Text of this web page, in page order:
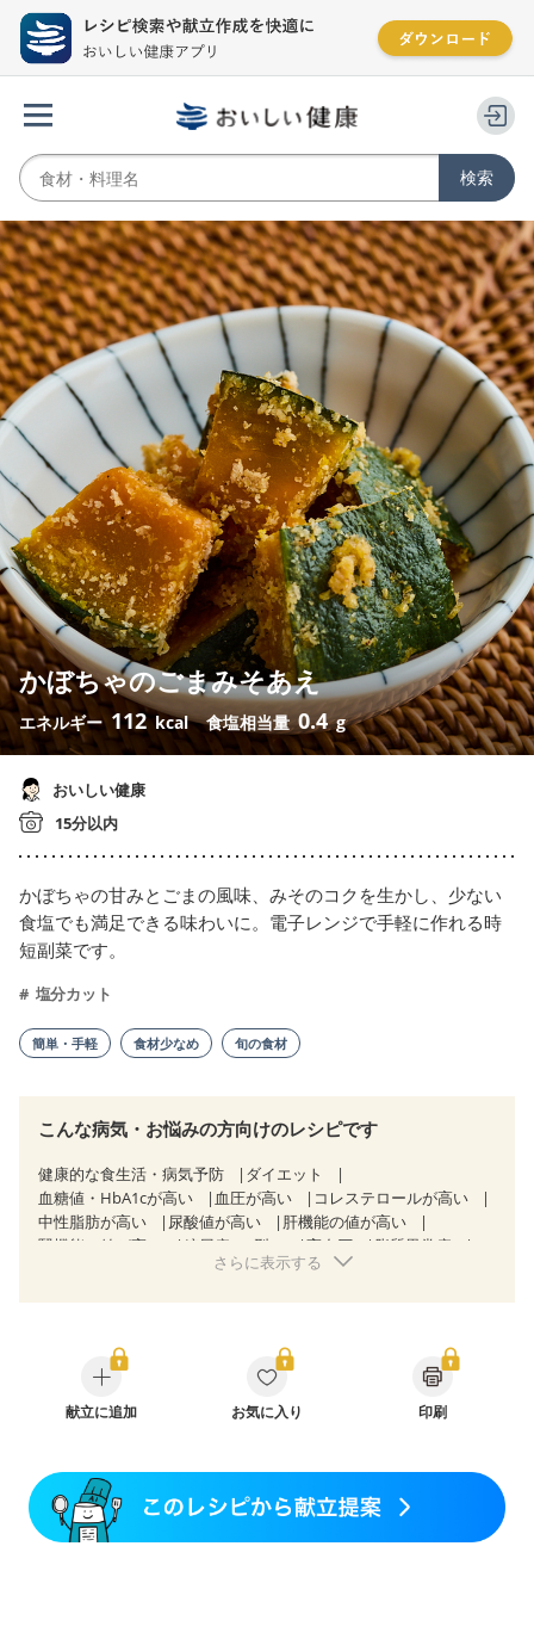
かぼちゃのごまみそあえ
エネルギー 112 kcal 食塩相当量 0.4 g
おいしい健康
15分以内
かぼちゃの甘みとごまの風味、みそのコクを生かし、少ない
食塩でも満足できる味わいに。電子レンジで手軽に作れる時
短副菜です。
塩分カット
簡単・手軽 食材少なめ 旬の食材
こんな病気・お悩みの方向けのレシピです
健康的な食生活・病気予防
ダイエット
血糖値・HbA1cが高い
血圧が高い
コレステロールが高い
中性脂肪が高い
尿酸値が高い
肝機能の値が高い
腎機能の値が高い
糖尿病（2型） 高血圧
脂質異常症
狭心症 心筋梗塞
糖尿病性腎症（第１期）
糖尿病性腎症（第２期）
糖尿病性腎症（第３期）
CKD（ステージ１）
CKD（ステージ２）
CKD（ステージ３a）
乳がん治療を終えた方・経過観察中の方など
味の感じ方が変わった
食欲がない
妊娠中(初期)
妊婦健診・体重増加が気になる（初期）
さらに表示する
献立に追加 お気に入り 印刷